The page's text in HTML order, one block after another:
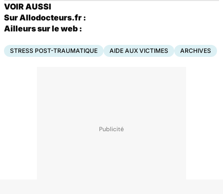
VOIR AUSSI
Sur Allodocteurs.fr :
Ailleurs sur le web :
STRESS POST-TRAUMATIQUE AIDE AUX VICTIMES ARCHIVES